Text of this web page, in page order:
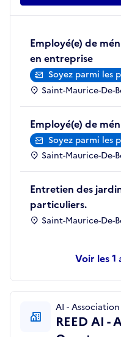
Employé(e) de
en entreprise
Soyez parmi les
Saint-Maurice-De-
Employé(e) de
Soyez parmi les
Saint-Maurice-De-
Entretien des
particuliers.
Saint-Maurice-De-
les
AI -
REED AI -